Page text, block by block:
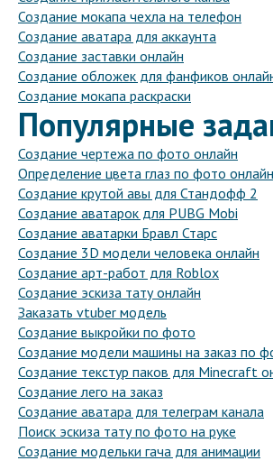
Создание мокапа чехла на телефон
Создание аватара для аккаунта
Создание заставки онлайн
Создание обложек для фанфиков
Создание мокапа раскраски
Популярные
Создание чертежа по фото онлайн
Определение цвета глаз по фото онлайн
Создание крутой авы для Стандофф 2
Создание аватарок для PUBG Mobi
Создание аватарки Бравл Старс
Создание 3D модели человека онлайн
Создание арт-работ для Roblox
Создание эскиза тату онлайн
Заказать vtuber модель
Создание выкройки по фото
Создание модели машины на заказ по
Создание текстур паков для Minecraft
Создание лего на заказ
Создание аватара для телеграм канала
Поиск эскиза тату по фото на руке
Создание модельки гача для анимации